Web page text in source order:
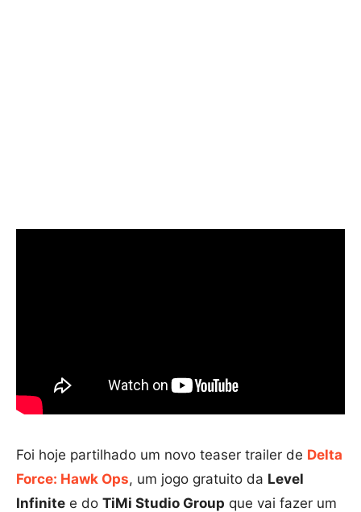
Foi hoje partilhado um novo teaser trailer de Delta
Force: Hawk Ops, um jogo gratuito da Level
Infinite e do TiMi Studio Group que vai fazer um